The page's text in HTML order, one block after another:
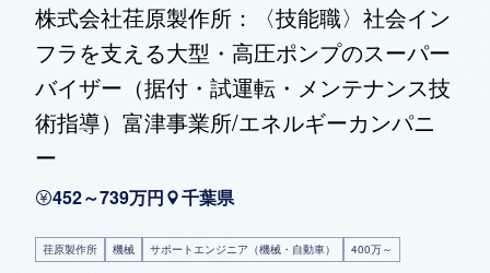
株式会社荏原製作所：〈技能職〉社会イン
フラを支える大型・高圧ポンプのスーパー
バイザー（据付・試運転・メンテナンス技
術指導）富津事業所/エネルギーカンパニ
ー
452～739万円 千葉県
荏原製作所 機械 サポートエンジニア（機械・自動車） 400万～